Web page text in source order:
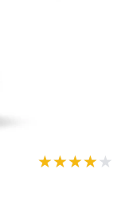
★★★★★
★★★★★